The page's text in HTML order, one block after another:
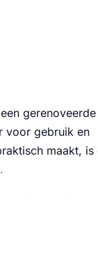
gerenoveerde
voor gebruik en
maakt, is